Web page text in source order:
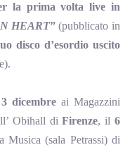
la prima volta live in
HEART”(pubblicato in
disco d’esordio uscito
3 dicembreai Magazzini
Obihall diFirenze, il 6
Musica (sala Petrassi) di